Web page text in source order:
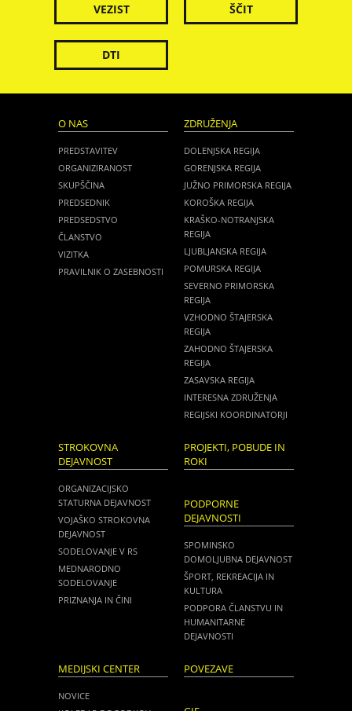
VEZIST ŠČIT
DTI
O NAS
PREDSTAVITEV
ORGANIZIRANOST
SKUPŠČINA
PREDSEDNIK
PREDSEDSTVO
ČLANSTVO
VIZITKA
PRAVILNIK O ZASEBNOSTI
ZDRUŽENJA
DOLENJSKA REGIJA
GORENJSKA REGIJA
JUŽNO PRIMORSKA REGIJA
KOROŠKA REGIJA
KRAŠKO-NOTRANJSKA
REGIJA
LJUBLJANSKA REGIJA
POMURSKA REGIJA
SEVERNO PRIMORSKA
REGIJA
VZHODNO ŠTAJERSKA
REGIJA
ZAHODNO ŠTAJERSKA
REGIJA
ZASAVSKA REGIJA
INTERESNA ZDRUŽENJA
REGIJSKI KOORDINATORJI
STROKOVNA
DEJAVNOST
ORGANIZACIJSKO
STATURNA DEJAVNOST
VOJAŠKO STROKOVNA
DEJAVNOST
SODELOVANJE V RS
MEDNARODNO
SODELOVANJE
PRIZNANJA IN ČINI
PROJEKTI, POBUDE IN
ROKI
PODPORNE
DEJAVNOSTI
SPOMINSKO
DOMOLJUBNA DEJAVNOST
ŠPORT, REKREACIJA IN
KULTURA
PODPORA ČLANSTVU IN
HUMANITARNE
DEJAVNOSTI
MEDIJSKI CENTER
NOVICE
POVEZAVE